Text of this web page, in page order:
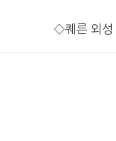
◇퀘른 외성